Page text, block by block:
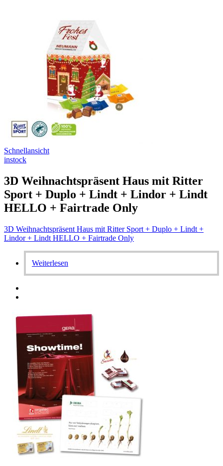
Schnellansicht
instock
3D Weihnachtspräsent Haus mit Ritter
Sport + Duplo + Lindt + Lindor + Lindt
HELLO + Fairtrade Only
3D Weihnachtspräsent Haus mit Ritter Sport + Duplo + Lindt +
Lindor + Lindt HELLO + Fairtrade Only
Weiterlesen